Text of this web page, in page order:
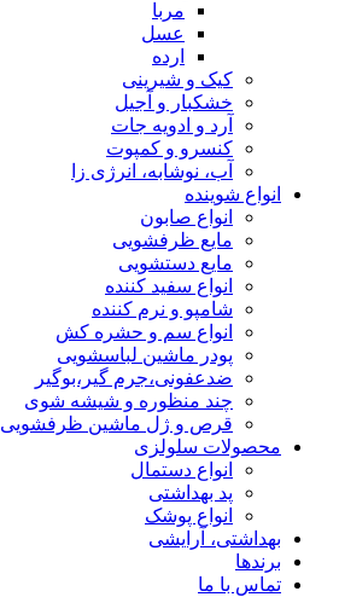
مربا
عسل
ارده
کیک و شیرینی
خشکبار و آجیل
آرد و ادویه جات
کنسرو و کمپوت
آب، نوشابه، انرژی زا
انواع شوینده
انواع صابون
مایع ظرفشویی
مایع دستشویی
انواع سفید کننده
شامپو و نرم کننده
انواع سم و حشره کش
پودر ماشین لباسشویی
ضدعفونی،جرم گیر،بوگیر
چند منظوره و شیشه شوی
قرص و ژل ماشین ظرفشویی
محصولات سلولزی
انواع دستمال
پد بهداشتی
انواع پوشک
بهداشتی، آرایشی
برندها
تماس با ما